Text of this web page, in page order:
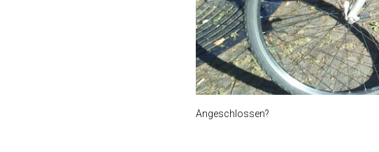
Angeschlossen?